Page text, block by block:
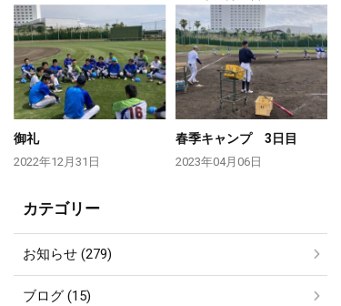
御礼
2022年12月31日
春季キャンプ 3日目
2023年04月06日
カテゴリー
お知らせ (279)
ブログ (15)